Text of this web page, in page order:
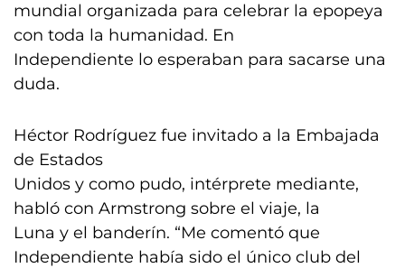
mundial organizada para celebrar la epopeya
con toda la humanidad. En
Independiente lo esperaban para sacarse una
duda.
Héctor Rodríguez fue invitado a la Embajada
de Estados
Unidos y como pudo, intérprete mediante,
habló con Armstrong sobre el viaje, la
Luna y el banderín. “Me comentó que
Independiente había sido el único club del